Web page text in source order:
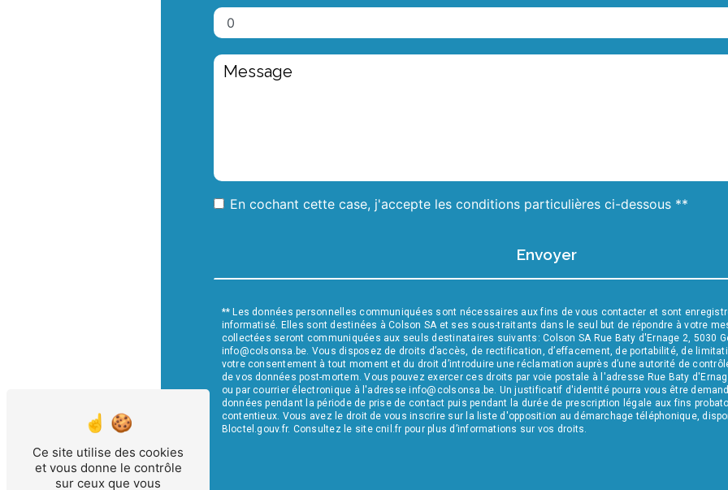
En cochant cette case, j'accepte les conditions particulières ci-dessous **
Envoyer
** Les données personnelles communiquées sont nécessaires aux fins de vous contacter et sont
informatisé. Elles sont destinées à Colson SA et ses sous-traitants dans le seul but de répondre à votre
collectées seront communiquées aux seuls destinataires suivants: Colson SA Rue Baty d'Ernage 2, 5030
info@colsonsa.be. Vous disposez de droits d’accès, de rectification, d’effacement, de portabilité, de
votre consentement à tout moment et du droit d’introduire une réclamation auprès d’une autorité de
de vos données post-mortem. Vous pouvez exercer ces droits par voie postale à l'adresse Rue Baty
ou par courrier électronique à l'adresse info@colsonsa.be. Un justificatif d'identité pourra vous être
données pendant la période de prise de contact puis pendant la durée de prescription légale aux fins
contentieux. Vous avez le droit de vous inscrire sur la liste d'opposition au démarchage téléphonique,
Bloctel.gouv.fr. Consultez le site cnil.fr pour plus d’informations sur vos droits.
Ce site utilise des cookies
et vous donne le contrôle
sur ceux que vous